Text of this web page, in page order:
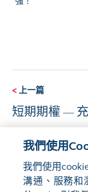
<上一篇
短期期權 —
我們使用
我們使用
溝通、服務和